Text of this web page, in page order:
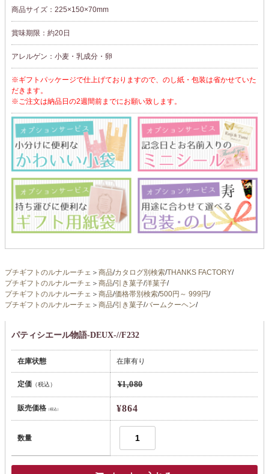
商品サイズ：225×150×70mm
賞味期限：約20日
アレルゲン：小麦・乳成分・卵
※ギフトパッケージで仕上げておりますので、のし紙・包装は省かせていた
だきます。
※ご注文は納品日の2週間前までにお願い致します。
プチギフトのルナルーチェ ＞ 商品/カタログ別検索/THANKS FACTORY/
プチギフトのルナルーチェ ＞ 商品/引き菓子/洋菓子/
プチギフトのルナルーチェ ＞ 商品/価格帯別検索/500円～ 999円/
プチギフトのルナルーチェ ＞ 商品/引き菓子/バームクーヘン/
パティシエール物語-DEUX-//F232
在庫状態 在庫有り
定価（税込） ¥1,080
販売価格（税込） ¥864
数量